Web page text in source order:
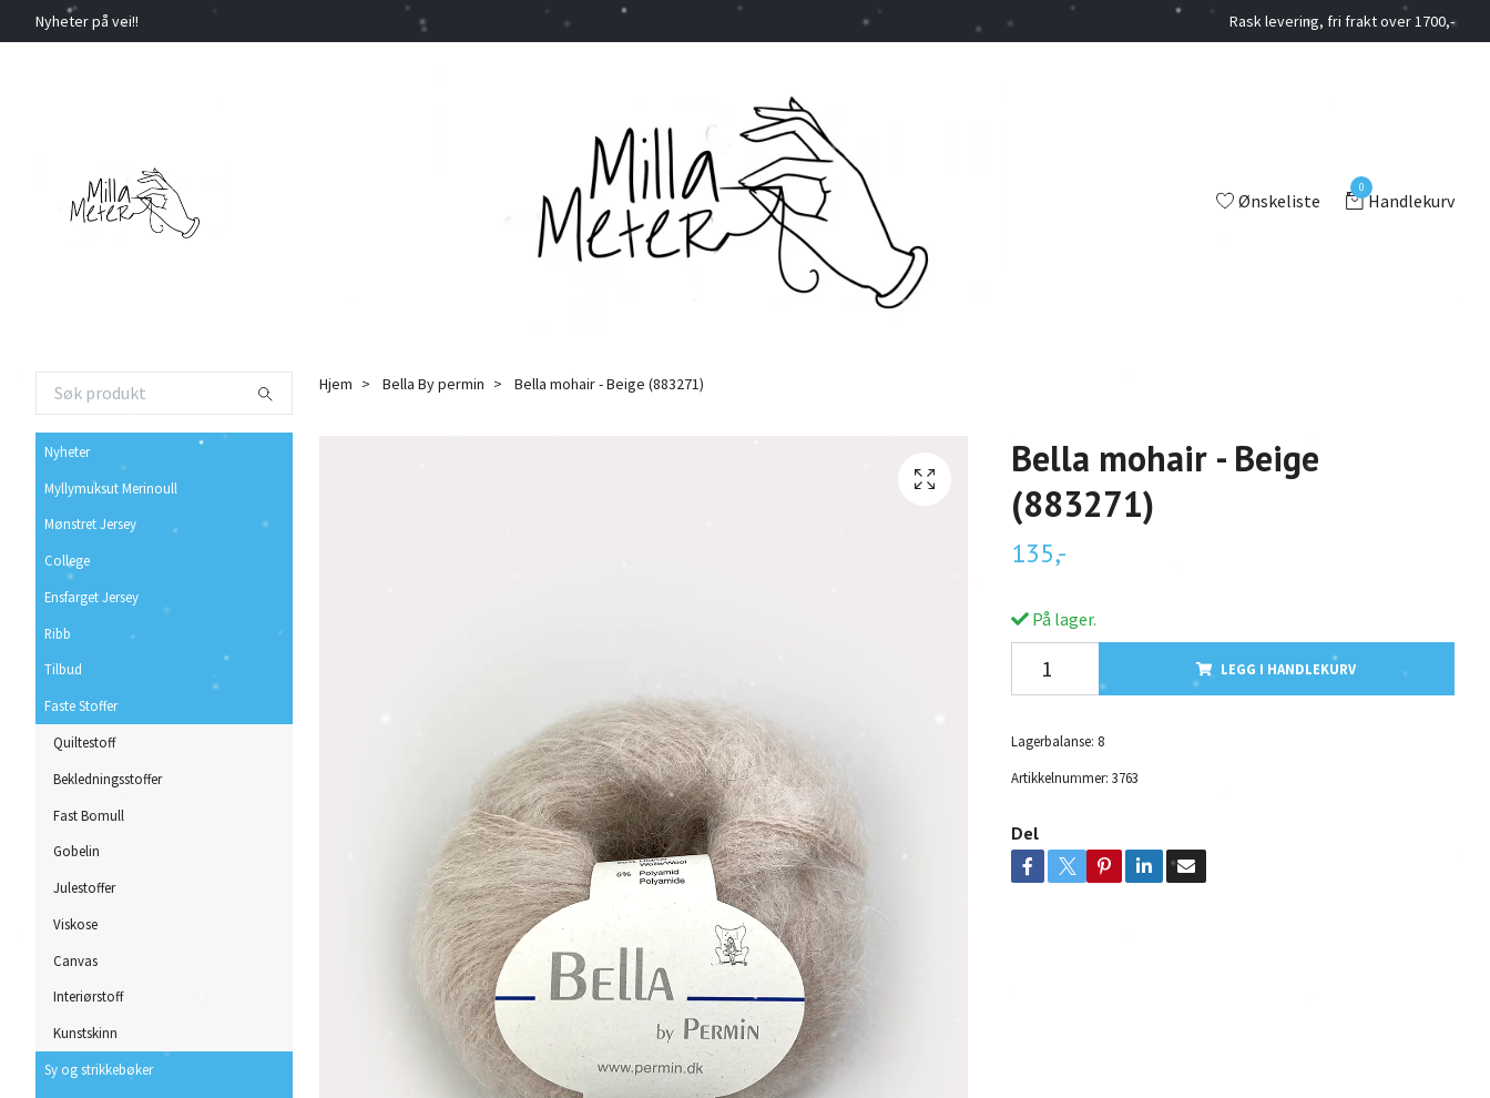
Nyheter på vei!! Rask levering, fri frakt over 1700,-
Ønskeliste
0
Handlekurv
Nyheter
Myllymuksut Merinoull
Mønstret Jersey
College
Ensfarget Jersey
Ribb
Tilbud
Faste Stoffer
Quiltestoff
Bekledningsstoffer
Fast Bomull
Gobelin
Julestoffer
Viskose
Canvas
Interiørstoff
Kunstskinn
Sy og strikkebøker
Hjem Bella By permin Bella mohair - Beige (883271)
Bella mohair - Beige
(883271)
135,-
På lager.
LEGG I HANDLEKURV
Lagerbalanse: 8
Artikkelnummer: 3763
Del